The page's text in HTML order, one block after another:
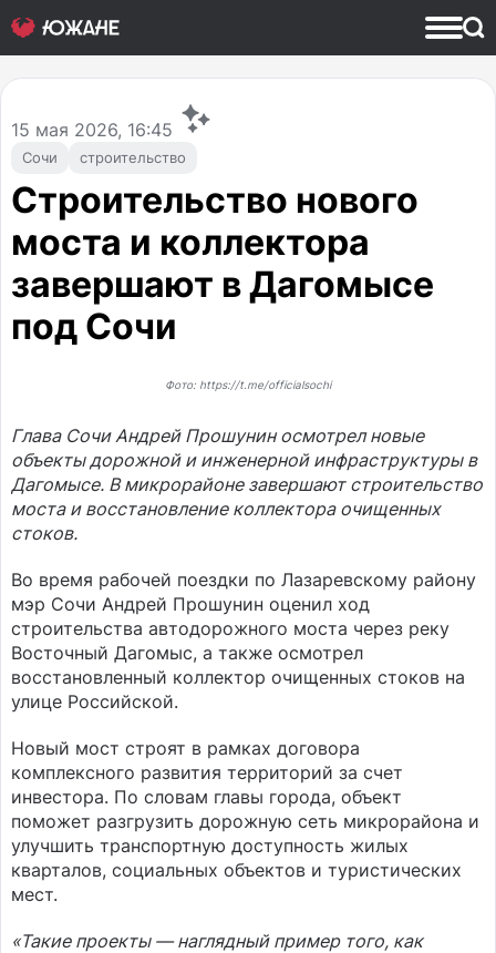
Сочи строительство
15 мая 2026, 16:45
Строительство нового
моста и коллектора
завершают в Дагомысе
под Сочи
Фото: https://t.me/officialsochi
Глава Сочи Андрей Прошунин осмотрел новые
объекты дорожной и инженерной инфраструктуры в
Дагомысе. В микрорайоне завершают строительство
моста и восстановление коллектора очищенных
стоков.
Во время рабочей поездки по Лазаревскому району
мэр Сочи Андрей Прошунин оценил ход
строительства автодорожного моста через реку
Восточный Дагомыс, а также осмотрел
восстановленный коллектор очищенных стоков на
улице Российской.
Новый мост строят в рамках договора
комплексного развития территорий за счет
инвестора. По словам главы города, объект
поможет разгрузить дорожную сеть микрорайона и
улучшить транспортную доступность жилых
кварталов, социальных объектов и туристических
мест.
«Такие проекты — наглядный пример того, как